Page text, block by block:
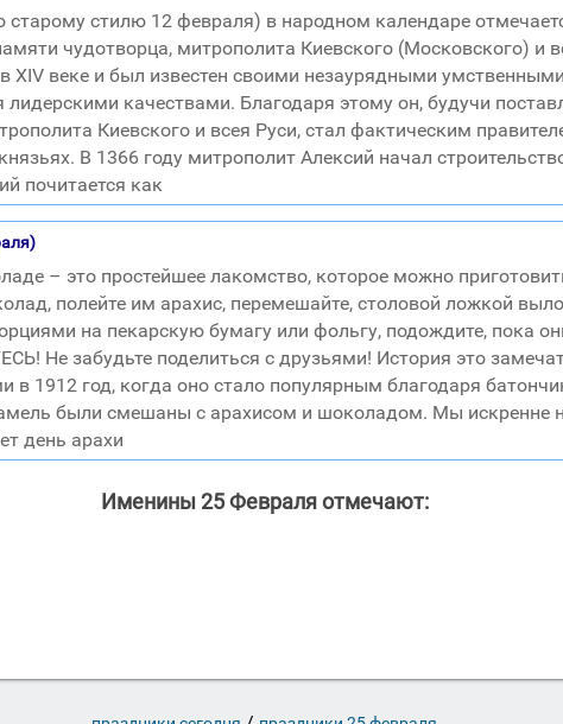
старому стилю 12 февраля) в народном календаре
чудотворца, митрополита Киевского (Московского) и
XIV веке и был известен своими незаурядными
качествами. Благодаря этому он, будучи
Киевского и всея Руси, стал фактическим
В 1366 году митрополит Алексий начал
почитается как
– это простейшее лакомство, которое можно
полейте им арахис, перемешайте, столовой ложкой
на пекарскую бумагу или фольгу, подождите, пока
Не забудьте поделиться с друзьями! История это
в 1912 год, когда оно стало популярным благодаря
были смешаны с арахисом и шоколадом. Мы искренне
день арахи
Именины 25 Февраля отмечают: